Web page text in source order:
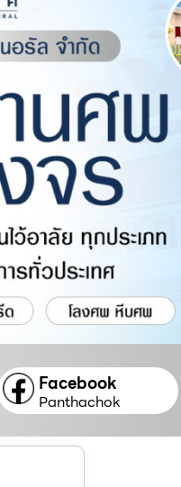
Facebook
Panthachok